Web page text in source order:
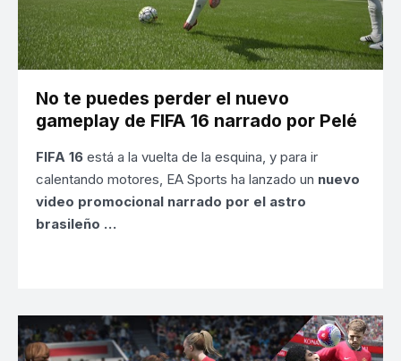
No te puedes perder el nuevo
gameplay de FIFA 16 narrado por Pelé
FIFA 16 está a la vuelta de la esquina, y para ir
calentando motores, EA Sports ha lanzado un nuevo
video promocional narrado por el astro
brasileño …